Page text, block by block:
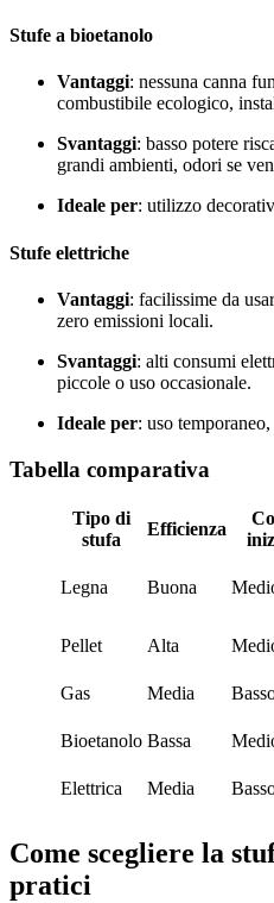
Stufe a bioetanolo
Vantaggi: nessuna canna
combustibile ecologico,
Svantaggi: basso potere
grandi ambienti, odori se
Ideale per: utilizzo
Stufe elettriche
Vantaggi: facilissime da
zero emissioni locali.
Svantaggi: alti consumi
piccole o uso occasionale.
Ideale per: uso
Tabella comparativa
Tipo di
stufa
Efficienza
Legna Buona
Pellet
Alta
Gas
Media
Bioetanolo Bassa
Elettrica
Media
Come scegliere la
pratici